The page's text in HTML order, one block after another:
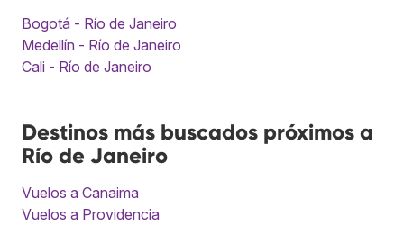
Bogotá - Río de Janeiro
Medellín - Río de Janeiro
Cali - Río de Janeiro
Destinos más buscados próximos a
Río de Janeiro
Vuelos a Canaima
Vuelos a Providencia